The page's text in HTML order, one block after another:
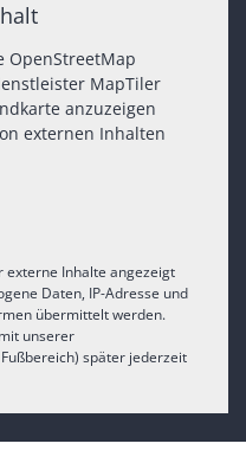
OpenStreetMap
MapTiler
anzuzeigen
externen Inhalten
externe Inhalte angezeigt
Daten, IP-Adresse und
übermittelt werden.
unserer
später jederzeit